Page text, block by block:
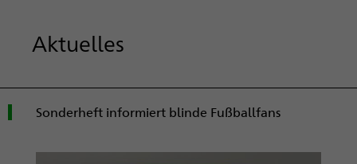
d
a
v
g
Aktuelles
Sonderheft informiert blinde Fußballfans